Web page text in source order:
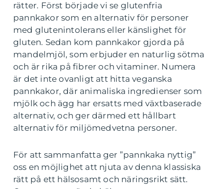
rätter. Först började vi se glutenfria
pannkakor som en alternativ för personer
med glutenintolerans eller känslighet för
gluten. Sedan kom pannkakor gjorda på
mandelmjöl, som erbjuder en naturlig sötma
och är rika på fibrer och vitaminer. Numera
är det inte ovanligt att hitta veganska
pannkakor, där animaliska ingredienser som
mjölk och ägg har ersatts med växtbaserade
alternativ, och ger därmed ett hållbart
alternativ för miljömedvetna personer.
För att sammanfatta ger ”pannkaka nyttig”
oss en möjlighet att njuta av denna klassiska
rätt på ett hälsosamt och näringsrikt sätt.